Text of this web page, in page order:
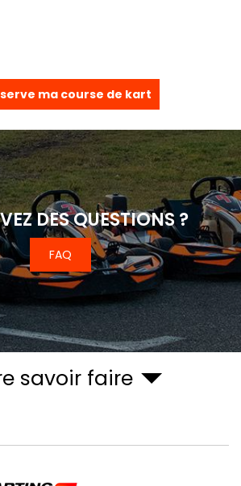
ma course de kart
DES QUESTIONS ?
FAQ
savoir faire